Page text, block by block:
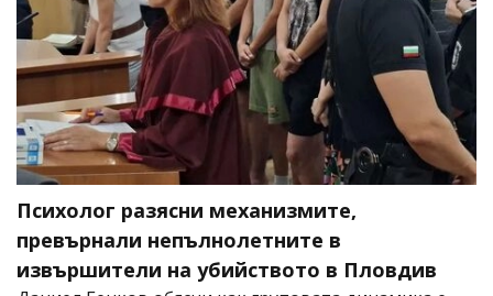
Психолог разясни механизмите,
превърнали непълнолетните в
извършители на убийството в Пловдив